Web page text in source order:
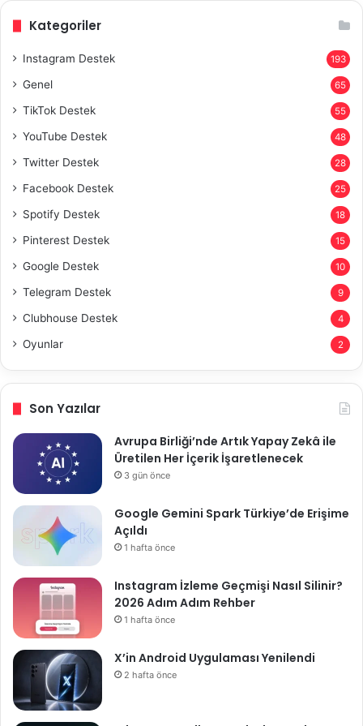
Kategoriler
Instagram Destek 193
Genel 65
TikTok Destek 55
YouTube Destek 48
Twitter Destek 28
Facebook Destek 25
Spotify Destek 18
Pinterest Destek 15
Google Destek 10
Telegram Destek 9
Clubhouse Destek 4
Oyunlar 2
Son Yazılar
Avrupa Birliği’nde Artık Yapay Zekâ ile
Üretilen Her İçerik İşaretlenecek
3 gün önce
Google Gemini Spark Türkiye’de Erişime
Açıldı
1 hafta önce
Instagram İzleme Geçmişi Nasıl Silinir?
2026 Adım Adım Rehber
1 hafta önce
X’in Android Uygulaması Yenilendi
2 hafta önce